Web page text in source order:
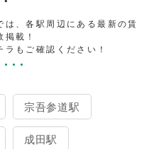
、各駅周辺にある最新の賃
載！
もご確認ください！
宗吾参道駅
成田駅